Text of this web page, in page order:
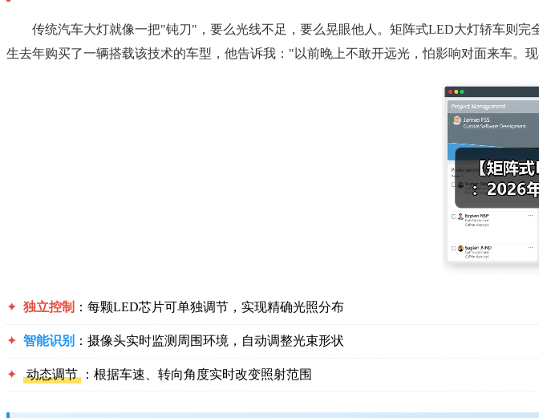
传统汽车大灯就像一把"钝刀"，要么光线不足，要么晃眼他人。矩阵式LED大灯轿车则完
生去年购买了一辆搭载该技术的车型，他告诉我："以前晚上不敢开远光，怕影响对面来车。
✦ 独立控制 ：每颗LED芯片可单独调节，实现精确光照分布
✦ 智能识别 ：摄像头实时监测周围环境，自动调整光束形状
✦ 动态调节 ：根据车速、转向角度实时改变照射范围